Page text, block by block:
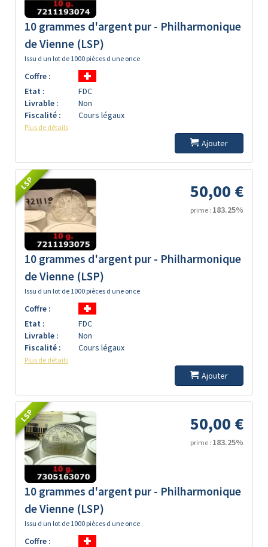
10 grammes d'argent pur - Philharmonique
de Vienne (LSP)
Issu d un lot de 1000 pièces d une once
Coffre :
Etat :
FDC
Livrable :
Non
Fiscalité :
Cours légaux
Plus de détails
Ajouter
LSP 50,00 €
prime : 183.25%
10 grammes d'argent pur - Philharmonique
de Vienne (LSP)
Issu d un lot de 1000 pièces d une once
Coffre :
Etat :
FDC
Livrable :
Non
Fiscalité :
Cours légaux
Plus de détails
Ajouter
LSP 50,00 €
prime : 183.25%
10 grammes d'argent pur - Philharmonique
de Vienne (LSP)
Issu d un lot de 1000 pièces d une once
Coffre :